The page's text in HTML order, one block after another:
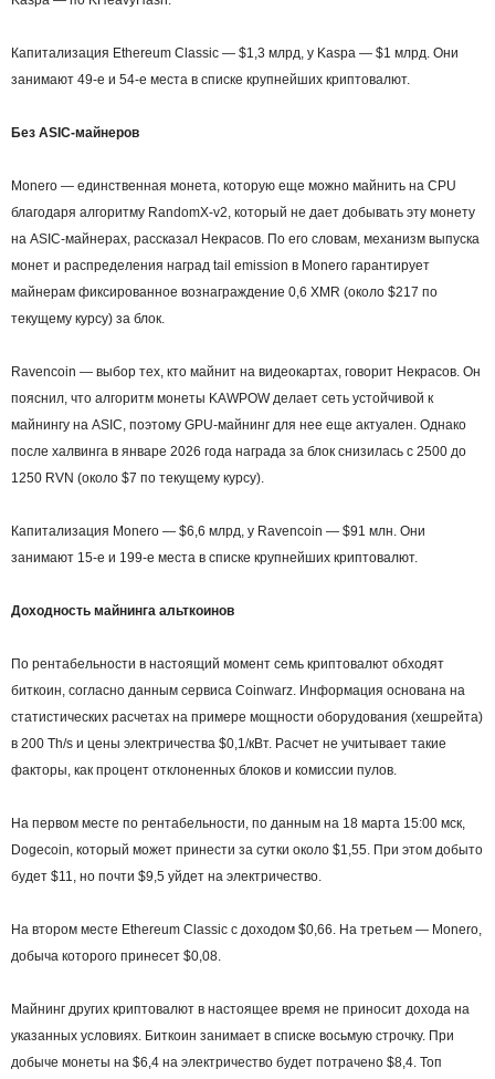
Капитализация Ethereum Classic — $1,3 млрд, у Kaspa — $1 млрд. Они
занимают 49-е и 54-е места в списке крупнейших криптовалют.
Без ASIC-майнеров
Monero — единственная монета, которую еще можно майнить на CPU
благодаря алгоритму RandomX-v2, который не дает добывать эту монету
на ASIC-майнерах, рассказал Некрасов. По его словам, механизм выпуска
монет и распределения наград tail emission в Monero гарантирует
майнерам фиксированное вознаграждение 0,6 XMR (около $217 по
текущему курсу) за блок.
Ravencoin — выбор тех, кто майнит на видеокартах, говорит Некрасов. Он
пояснил, что алгоритм монеты KAWPOW делает сеть устойчивой к
майнингу на ASIC, поэтому GPU-майнинг для нее еще актуален. Однако
после халвинга в январе 2026 года награда за блок снизилась с 2500 до
1250 RVN (около $7 по текущему курсу).
Капитализация Monero — $6,6 млрд, у Ravencoin — $91 млн. Они
занимают 15-е и 199-е места в списке крупнейших криптовалют.
Доходность майнинга альткоинов
По рентабельности в настоящий момент семь криптовалют обходят
биткоин, согласно данным сервиса Coinwarz. Информация основана на
статистических расчетах на примере мощности оборудования (хешрейта)
в 200 Th/s и цены электричества $0,1/кВт. Расчет не учитывает такие
факторы, как процент отклоненных блоков и комиссии пулов.
На первом месте по рентабельности, по данным на 18 марта 15:00 мск,
Dogecoin, который может принести за сутки около $1,55. При этом добыто
будет $11, но почти $9,5 уйдет на электричество.
На втором месте Ethereum Classic с доходом $0,66. На третьем — Monero,
добыча которого принесет $0,08.
Майнинг других криптовалют в настоящее время не приносит дохода на
указанных условиях. Биткоин занимает в списке восьмую строчку. При
добыче монеты на $6,4 на электричество будет потрачено $8,4. Топ